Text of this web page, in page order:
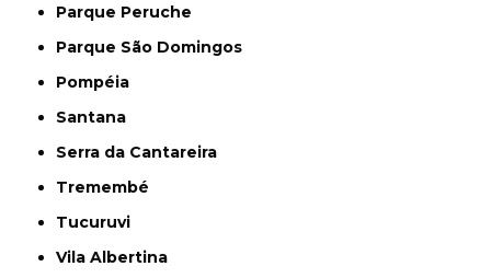
Parque Peruche
Parque São Domingos
Pompéia
Santana
Serra da Cantareira
Tremembé
Tucuruvi
Vila Albertina